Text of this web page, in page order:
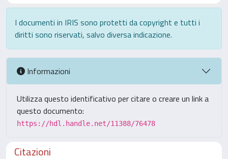
I documenti in IRIS sono protetti da copyright e tutti i
diritti sono riservati, salvo diversa indicazione.
Informazioni
Utilizza questo identificativo per citare o creare un link a
questo documento:
https://hdl.handle.net/11388/76478
Citazioni